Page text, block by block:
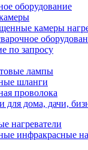
оборудование
камеры
по запросу
лампы
шланги
проволока
для дома, дачи,
нагреватели
инфракрасные